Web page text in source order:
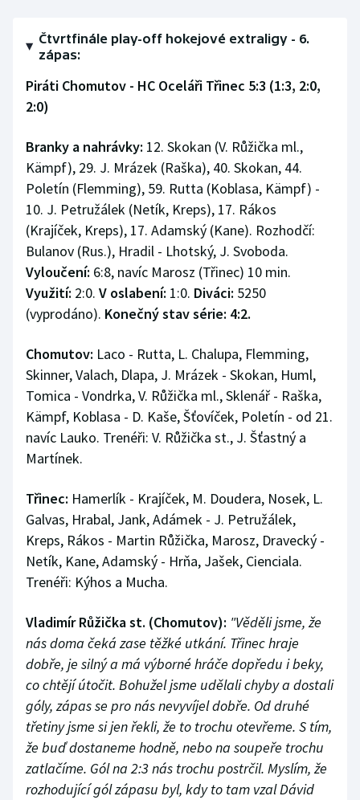
Čtvrtfinále play-off hokejové extraligy - 6.
zápas:
Piráti Chomutov - HC Oceláři Třinec 5:3 (1:3, 2:0,
2:0)
Branky a nahrávky: 12. Skokan (V. Růžička ml.,
Kämpf), 29. J. Mrázek (Raška), 40. Skokan, 44.
Poletín (Flemming), 59. Rutta (Koblasa, Kämpf) -
10. J. Petružálek (Netík, Kreps), 17. Rákos
(Krajíček, Kreps), 17. Adamský (Kane). Rozhodčí:
Bulanov (Rus.), Hradil - Lhotský, J. Svoboda.
Vyloučení: 6:8, navíc Marosz (Třinec) 10 min.
Využití: 2:0. V oslabení: 1:0. Diváci: 5250
(vyprodáno). Konečný stav série: 4:2.
Chomutov: Laco - Rutta, L. Chalupa, Flemming,
Skinner, Valach, Dlapa, J. Mrázek - Skokan, Huml,
Tomica - Vondrka, V. Růžička ml., Sklenář - Raška,
Kämpf, Koblasa - D. Kaše, Šťovíček, Poletín - od 21.
navíc Lauko. Trenéři: V. Růžička st., J. Šťastný a
Martínek.
Třinec: Hamerlík - Krajíček, M. Doudera, Nosek, L.
Galvas, Hrabal, Jank, Adámek - J. Petružálek,
Kreps, Rákos - Martin Růžička, Marosz, Dravecký -
Netík, Kane, Adamský - Hrňa, Jašek, Cienciala.
Trenéři: Kýhos a Mucha.
Vladimír Růžička st. (Chomutov): "Věděli jsme, že
nás doma čeká zase těžké utkání. Třinec hraje
dobře, je silný a má výborné hráče dopředu i beky,
co chtějí útočit. Bohužel jsme udělali chyby a dostali
góly, zápas se pro nás nevyvíjel dobře. Od druhé
třetiny jsme si jen řekli, že to trochu otevřeme. S tím,
že buď dostaneme hodně, nebo na soupeře trochu
zatlačíme. Gól na 2:3 nás trochu postrčil. Myslím, že
rozhodující gól zápasu byl, kdy to tam vzal Dávid